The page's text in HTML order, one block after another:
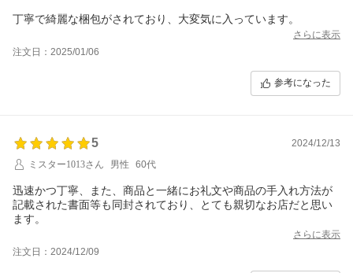
丁寧で綺麗な梱包がされており、大変気に入っています。
さらに表示
注文日：2025/01/06
参考になった
5
2024/12/13
ミスター1013さん
男性 60代
迅速かつ丁寧、また、商品と一緒にお礼文や商品の手入れ方法が
記載された書面等も同封されており、とても親切なお店だと思い
ます。
さらに表示
注文日：2024/12/09